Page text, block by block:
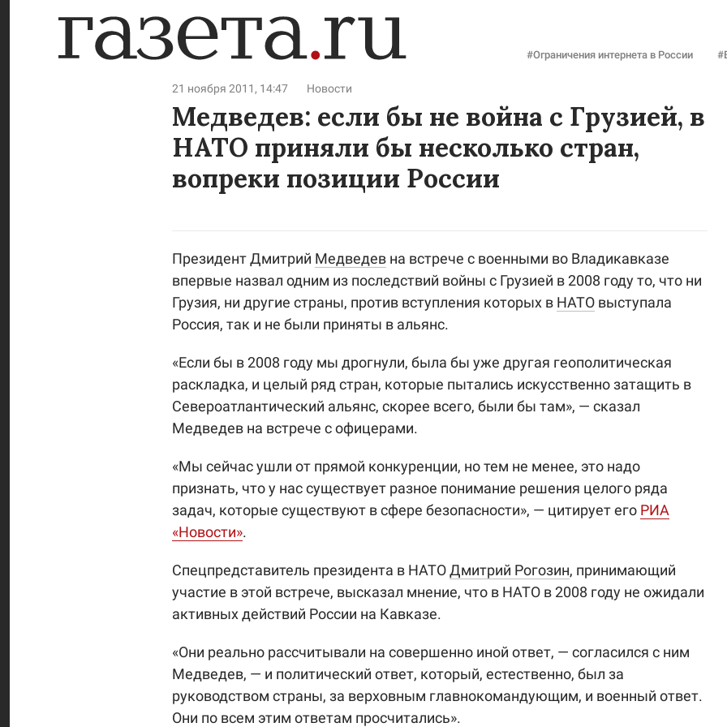
#Ограничения интернета в России
21 ноября 2011, 14:47 Новости
Медведев: если бы не война с Грузией, в
НАТО приняли бы несколько стран,
вопреки позиции России
Президент Дмитрий Медведев на встрече с военными во Владикавказе
впервые назвал одним из последствий войны с Грузией в 2008 году то, что ни
Грузия, ни другие страны, против вступления которых в НАТО выступала
Россия, так и не были приняты в альянс.
«Если бы в 2008 году мы дрогнули, была бы уже другая геополитическая
раскладка, и целый ряд стран, которые пытались искусственно затащить в
Североатлантический альянс, скорее всего, были бы там», — сказал
Медведев на встрече с офицерами.
«Мы сейчас ушли от прямой конкуренции, но тем не менее, это надо
признать, что у нас существует разное понимание решения целого ряда
задач, которые существуют в сфере безопасности», — цитирует его РИА
«Новости».
Спецпредставитель президента в НАТОДмитрий Рогозин, принимающий
участие в этой встрече, высказал мнение, что в НАТО в 2008 году не ожидали
активных действий России на Кавказе.
«Они реально рассчитывали на совершенно иной ответ, — согласился с ним
Медведев, — и политический ответ, который, естественно, был за
руководством страны, за верховным главнокомандующим, и военный ответ.
Они по всем этим ответам просчитались».